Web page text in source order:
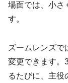
場面では、小さ
す。
ズームレンズで
変更できます。
るたびに、主役